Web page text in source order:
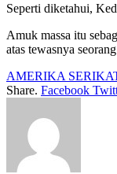
Seperti diketahui,
Amuk massa itu
atas tewasnya
AMERIKA
Share. Facebook